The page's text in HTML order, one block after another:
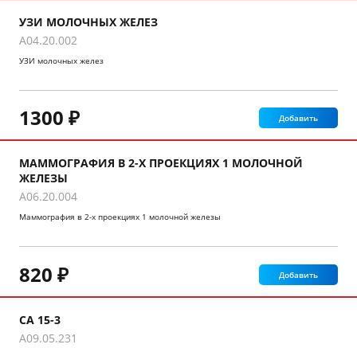
УЗИ МОЛОЧНЫХ ЖЕЛЕЗ
A04.20.002
УЗИ молочных желез
1300 ₽ Добавить
МАММОГРАФИЯ В 2-Х ПРОЕКЦИЯХ 1 МОЛОЧНОЙ
ЖЕЛЕЗЫ
A06.20.004
Маммография в 2-х проекциях 1 молочной железы
820 ₽ Добавить
СА 15-3
A09.05.231